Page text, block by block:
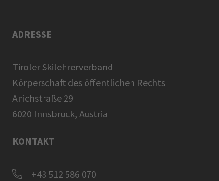
ADRESSE
Tiroler Skilehrerverband
Körperschaft des öffentlichen Rechts
Anichstraße 29
6020 Innsbruck, Austria
KONTAKT
+43 512 586 070